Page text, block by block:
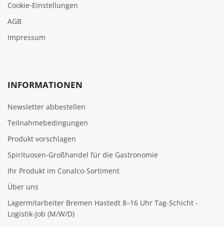
Cookie‑Einstellungen
AGB
Impressum
INFORMATIONEN
Newsletter abbestellen
Teilnahmebedingungen
Produkt vorschlagen
Spirituosen-Großhandel für die Gastronomie
Ihr Produkt im Conalco-Sortiment
Über uns
Lagermitarbeiter Bremen Hastedt 8–16 Uhr Tag-Schicht -
Logistik-Job (M/W/D)